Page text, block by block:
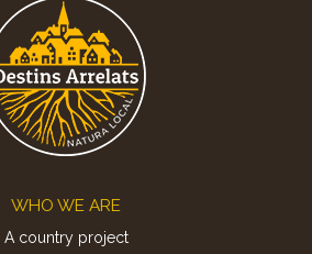
WHO WE ARE
A country project